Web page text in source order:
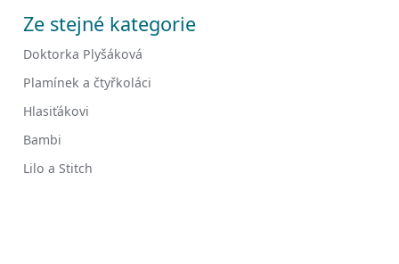
Ze stejné kategorie
Doktorka Plyšáková
Plamínek a čtyřkoláci
Hlasiťákovi
Bambi
Lilo a Stitch